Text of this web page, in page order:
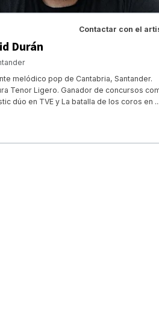
Contactar con el
Durán
melódico pop de Cantabria, Santander.
Tenor Ligero. Ganador de concursos
dúo en TVE y La batalla de los coros en ...